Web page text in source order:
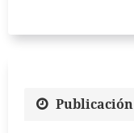
Publicación